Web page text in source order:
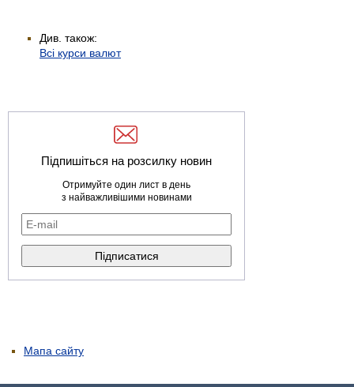
Див. також:
Всі курси валют
Підпишіться на розсилку новин
Отримуйте один лист в день
з найважливішими новинами
Мапа сайту